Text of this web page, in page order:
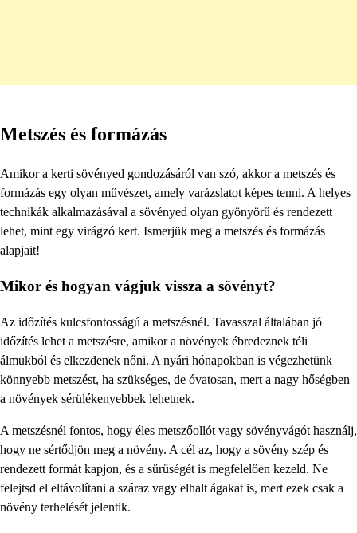
Metszés és formázás
Amikor a kerti sövényed gondozásáról van szó, akkor a metszés és
formázás egy olyan művészet, amely varázslatot képes tenni. A helyes
technikák alkalmazásával a sövényed olyan gyönyörű és rendezett
lehet, mint egy virágzó kert. Ismerjük meg a metszés és formázás
alapjait!
Mikor és hogyan vágjuk vissza a sövényt?
Az időzítés kulcsfontosságú a metszésnél. Tavasszal általában jó
időzítés lehet a metszésre, amikor a növények ébredeznek téli
álmukból és elkezdenek nőni. A nyári hónapokban is végezhetünk
könnyebb metszést, ha szükséges, de óvatosan, mert a nagy hőségben
a növények sérülékenyebbek lehetnek.
A metszésnél fontos, hogy éles metszőollót vagy sövényvágót használj,
hogy ne sértődjön meg a növény. A cél az, hogy a sövény szép és
rendezett formát kapjon, és a sűrűségét is megfelelően kezeld. Ne
felejtsd el eltávolítani a száraz vagy elhalt ágakat is, mert ezek csak a
növény terhelését jelentik.